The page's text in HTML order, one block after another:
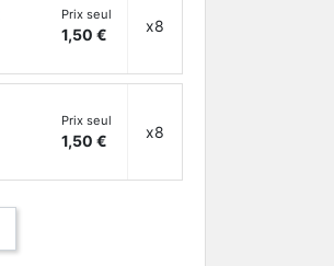
Prix seul
1,50 € x8
Prix seul
1,50 € x8